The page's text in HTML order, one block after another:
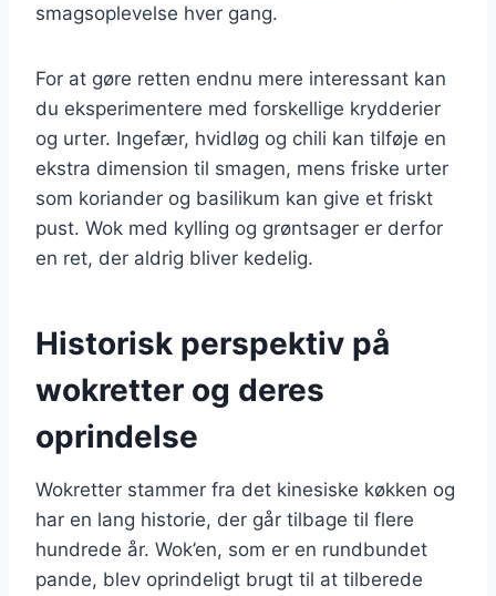
smagsoplevelse hver gang.
For at gøre retten endnu mere interessant kan
du eksperimentere med forskellige krydderier
og urter. Ingefær, hvidløg og chili kan tilføje en
ekstra dimension til smagen, mens friske urter
som koriander og basilikum kan give et friskt
pust. Wok med kylling og grøntsager er derfor
en ret, der aldrig bliver kedelig.
Historisk perspektiv på
wokretter og deres
oprindelse
Wokretter stammer fra det kinesiske køkken og
har en lang historie, der går tilbage til flere
hundrede år. Wok’en, som er en rundbundet
pande, blev oprindeligt brugt til at tilberede